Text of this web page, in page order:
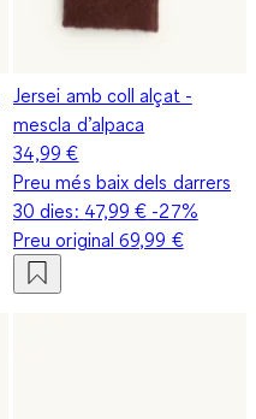
Jersei amb coll alçat -
mescla d’alpaca
34,99 €
Preu més baix dels darrers
30 dies: 47,99 € -27%
Preu original69,99 €